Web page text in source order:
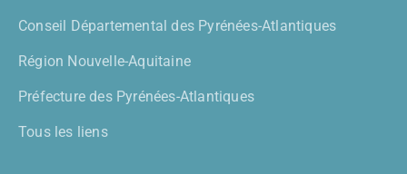
Conseil Départemental des Pyrénées-Atlantiques
Région Nouvelle-Aquitaine
Préfecture des Pyrénées-Atlantiques
Tous les liens